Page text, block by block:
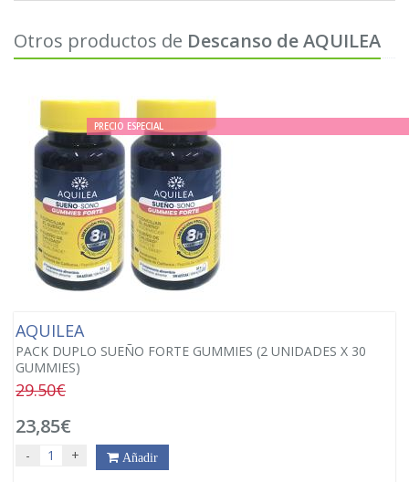
Otros productos de Descanso de AQUILEA
PRECIO ESPECIAL
AQUILEA
PACK DUPLO SUEÑO FORTE GUMMIES (2 UNIDADES X 30
GUMMIES)
29.50€
23,85€
- + Añadir